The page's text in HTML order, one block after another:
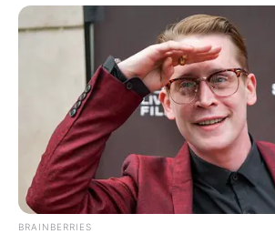
BRAINBERRIES